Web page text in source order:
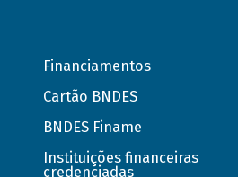
Financiamentos
Cartão BNDES
BNDES Finame
Instituições financeiras
credenciadas